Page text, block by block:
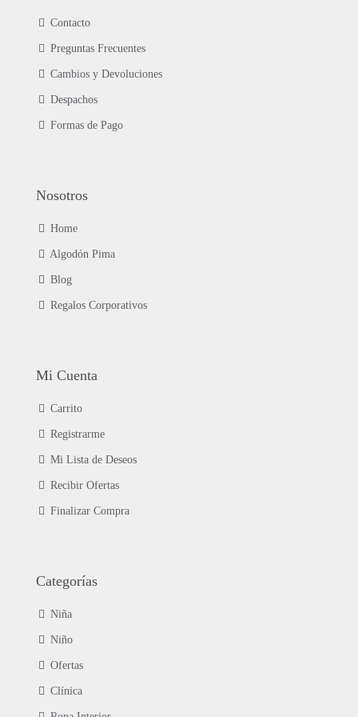
elegir
producto
Contacto
Preguntas Frecuentes
Cambios y Devoluciones
Despachos
Formas de Pago
Nosotros
Home
Algodón Pima
Blog
Regalos Corporativos
Mi Cuenta
Carrito
Registrarme
Mi Lista de Deseos
Recibir Ofertas
Finalizar Compra
Categorías
Niña
Niño
Ofertas
Clínica